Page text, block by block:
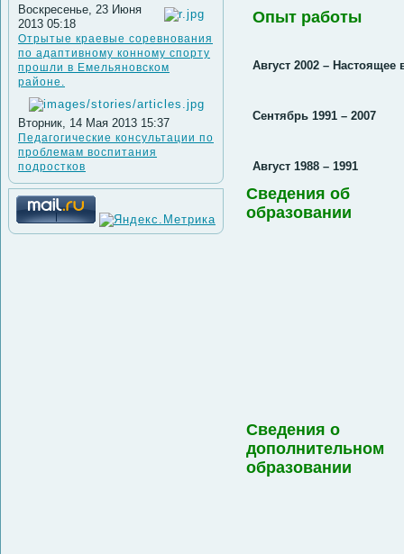
Воскресенье, 23 Июня
2013 05:18
Отрытые краевые соревнования
по адаптивному конному спорту
прошли в Емельяновском
районе.
Вторник, 14 Мая 2013 15:37
Педагогические консультации по
проблемам воспитания
подростков
Опыт работы
Август 2002 – Настоящее
Сентябрь 1991 – 2007
Август 1988 – 1991
Сведения об
образовании
Сведения о
дополнительном
образовании